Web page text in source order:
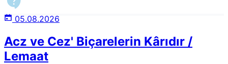
05.08.2026
Acz ve Cez' Biçarelerin Kârıdır /
Lemaat